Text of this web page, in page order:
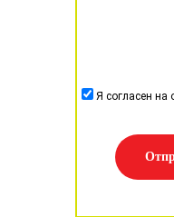
Я согласен на